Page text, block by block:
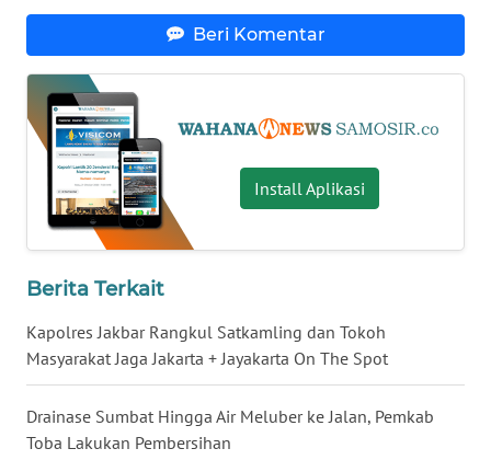
Beri Komentar
Install Aplikasi
Berita Terkait
Kapolres Jakbar Rangkul Satkamling dan Tokoh
Masyarakat Jaga Jakarta + Jayakarta On The Spot
Drainase Sumbat Hingga Air Meluber ke Jalan, Pemkab
Toba Lakukan Pembersihan
KARO
WN
SIMALUNGUN
WN
LABUHANBATU
TENGAH
WN DELI
SERDANG
WN
TEBING